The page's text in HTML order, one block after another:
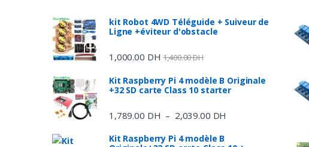
kit Robot 4WD Téléguide + Suiveur de
Ligne +éviteur d'obstacle
1,000.00 DH 1,400.00DH
Kit Raspberry Pi 4 modèle B Originale
+32 SD carte Class 10 starter
1,789.00 DH – 2,039.00 DH
prix :
Kit Raspberry Pi 4 modèle B